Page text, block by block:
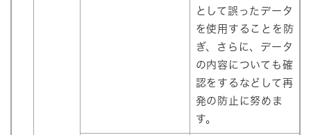
として誤ったデータ
を使用することを防
ぎ、さらに、データ
の内容についても確
認をするなどして再
発の防止に努めま
す。